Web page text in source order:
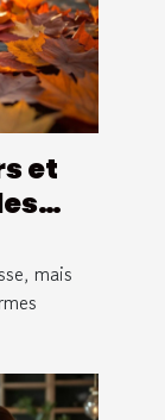
et
mais